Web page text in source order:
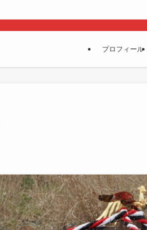
プロフィール